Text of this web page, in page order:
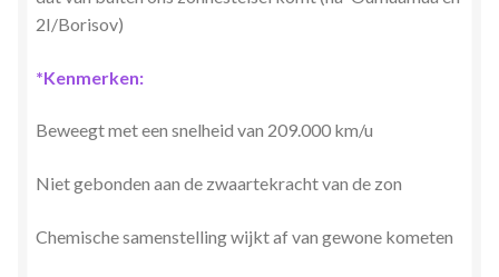
2I/Borisov)
*Kenmerken:
Beweegt met een snelheid van 209.000 km/u
Niet gebonden aan de zwaartekracht van de zon
Chemische samenstelling wijkt af van gewone kometen